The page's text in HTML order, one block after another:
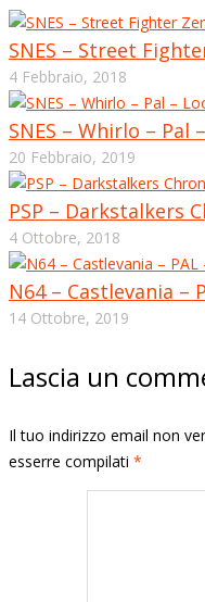
SNES – Street
4 Febbraio, 2018
SNES – Whirlo – Pal
20 Febbraio, 2019
PSP – Darkstalkers
4 Ottobre, 2018
N64 – Castlevania –
14 Ottobre, 2019
Lascia un
Il tuo indirizzo email non
esserre compilati *